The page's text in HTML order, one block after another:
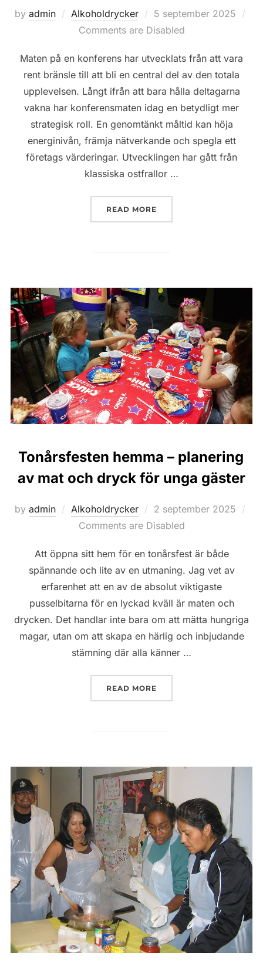
by admin Alkoholdrycker
Posted
on
5 september 2025
Comments are Disabled
Maten på en konferens har utvecklats från att vara
rent bränsle till att bli en central del av den totala
upplevelsen. Långt ifrån att bara hålla deltagarna
vakna har konferensmaten idag en betydligt mer
strategisk roll. En genomtänkt måltid kan höja
energinivån, främja nätverkande och spegla ett
företags värderingar. Utvecklingen har gått från
klassiska ostfrallor …
READ MORE
Tonårsfesten hemma – planering
av mat och dryck för unga gäster
by admin Alkoholdrycker
Posted
on
2 september 2025
Comments are Disabled
Att öppna sitt hem för en tonårsfest är både
spännande och lite av en utmaning. Jag vet av
erfarenhet att en av de absolut viktigaste
pusselbitarna för en lyckad kväll är maten och
drycken. Det handlar inte bara om att mätta hungriga
magar, utan om att skapa en härlig och inbjudande
stämning där alla känner …
READ MORE